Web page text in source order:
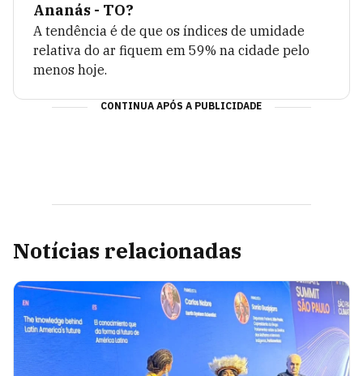
Ananás - TO?
A tendência é de que os índices de umidade
relativa do ar fiquem em 59% na cidade pelo
menos hoje.
CONTINUA APÓS A PUBLICIDADE
Notícias relacionadas